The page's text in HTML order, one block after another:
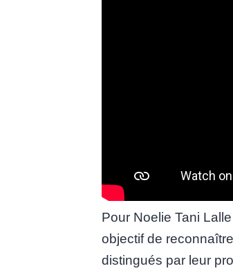
Pour Noelie Tani
objectif de
distingués par leur